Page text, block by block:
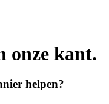
onze kant.
helpen?